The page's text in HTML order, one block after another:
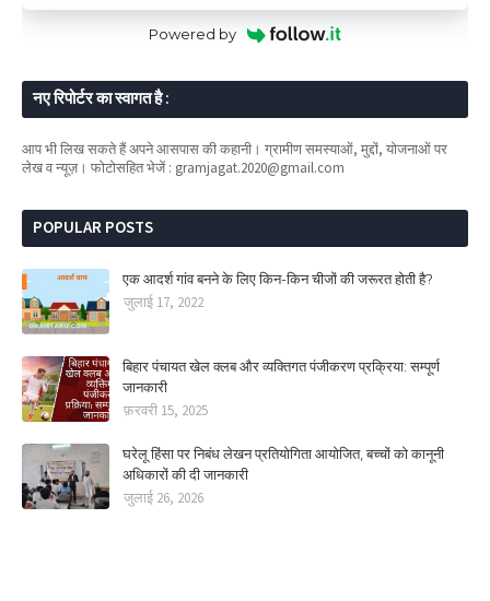
Powered by
नए रिपोर्टर का स्वागत है :
आप भी लिख सकते हैं अपने आसपास की कहानी। ग्रामीण समस्याओं, मुद्दों, योजनाओं पर
लेख व न्यूज़। फोटोसहित भेजें : gramjagat.2020@gmail.com
POPULAR POSTS
एक आदर्श गांव बनने के लिए किन-किन चीजों की जरूरत होती है?
जुलाई 17, 2022
बिहार पंचायत खेल क्लब और व्यक्तिगत पंजीकरण प्रक्रिया: सम्पूर्ण
जानकारी
फ़रवरी 15, 2025
घरेलू हिंसा पर निबंध लेखन प्रतियोगिता आयोजित, बच्चों को कानूनी
अधिकारों की दी जानकारी
जुलाई 26, 2026